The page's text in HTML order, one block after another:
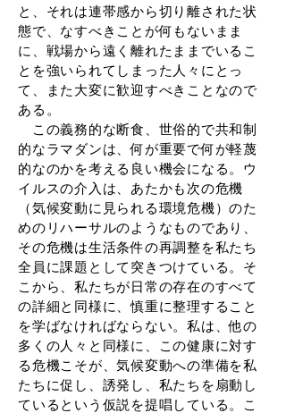
と、それは連帯感から切り離された状
態で、なすべきことが何もないまま
に、戦場から遠く離れたままでいるこ
とを強いられてしまった人々にとっ
て、また大変に歓迎すべきことなので
ある。
この義務的な断食、世俗的で共和制
的なラマダンは、何が重要で何が軽蔑
的なのかを考える良い機会になる。ウ
イルスの介入は、あたかも次の危機
（気候変動に見られる環境危機）のた
めのリハーサルのようなものであり、
その危機は生活条件の再調整を私たち
全員に課題として突きつけている。そ
こから、私たちが日常の存在のすべて
の詳細と同様に、慎重に整理すること
を学ばなければならない。私は、他の
多くの人々と同様に、この健康に対す
る危機こそが、気候変動への準備を私
たちに促し、誘発し、私たちを扇動し
ているという仮説を提唱している。こ